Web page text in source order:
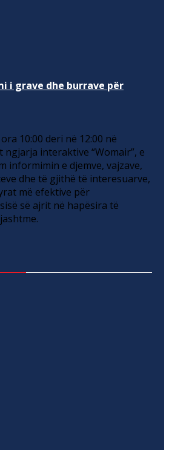
i grave dhe burrave për
10:00 deri në 12:00 në
ngjarja interaktive “Womair”, e
informimin e djemve, vajzave,
dhe të gjithë të interesuarve,
më efektive për
së ajrit në hapësira të